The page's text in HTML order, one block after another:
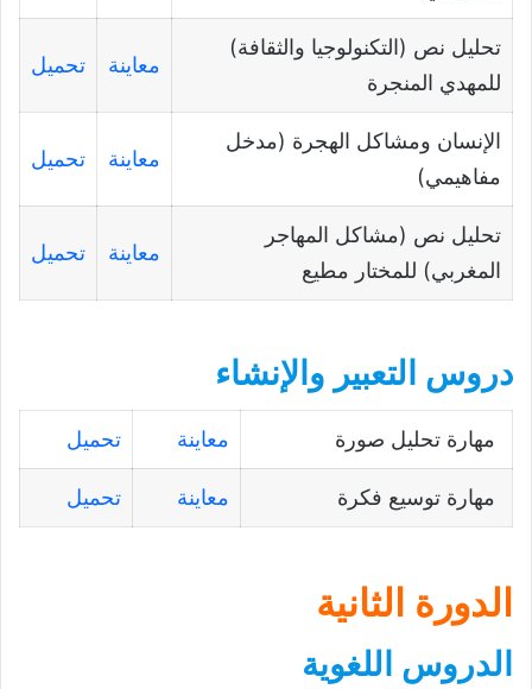
تحليل نص (التكنولوجيا والثقافة)
للمهدي المنجرة
معاينة تحميل
الإنسان ومشاكل الهجرة (مدخل
مفاهيمي)
معاينة تحميل
تحليل نص (مشاكل المهاجر
المغربي) للمختار مطيع
معاينة تحميل
دروس التعبير والإنشاء
مهارة تحليل صورة معاينة تحميل
مهارة توسيع فكرة معاينة تحميل
الدورة الثانية
الدروس اللغوية